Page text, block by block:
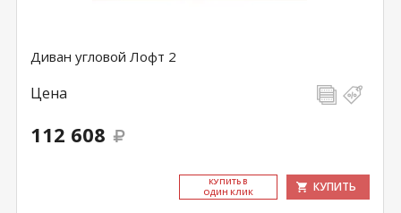
Диван угловой Лофт 2
Цена
112 608
КУ­ПИТЬ В
ОДИН КЛИК
КУПИТЬ